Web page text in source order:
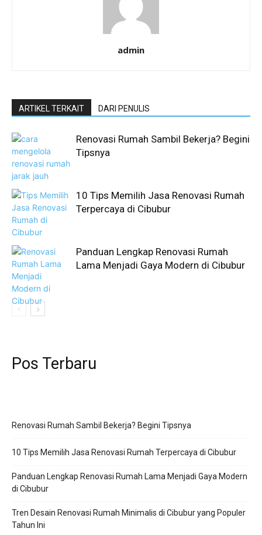
admin
ARTIKEL TERKAIT DARI PENULIS
Renovasi Rumah Sambil Bekerja? Begini
Tipsnya
10 Tips Memilih Jasa Renovasi Rumah
Terpercaya di Cibubur
Panduan Lengkap Renovasi Rumah
Lama Menjadi Gaya Modern di Cibubur
Pos Terbaru
Renovasi Rumah Sambil Bekerja? Begini Tipsnya
10 Tips Memilih Jasa Renovasi Rumah Terpercaya di Cibubur
Panduan Lengkap Renovasi Rumah Lama Menjadi Gaya Modern
di Cibubur
Tren Desain Renovasi Rumah Minimalis di Cibubur yang Populer
Tahun Ini